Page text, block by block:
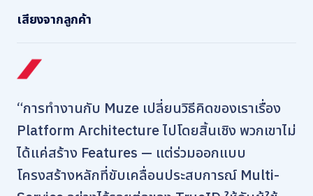
เสียงจากลูกค้า
“การทำงานกับ Muze เปลี่ยนวิธีคิดของเราเรื่อง
Platform Architecture ไปโดยสิ้นเชิง พวกเขาไม่
ได้แค่สร้าง Features — แต่ร่วมออกแบบ
โครงสร้างหลักที่ขับเคลื่อนประสบการณ์ Multi-